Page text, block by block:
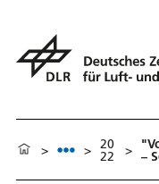
> > 20
22 > –